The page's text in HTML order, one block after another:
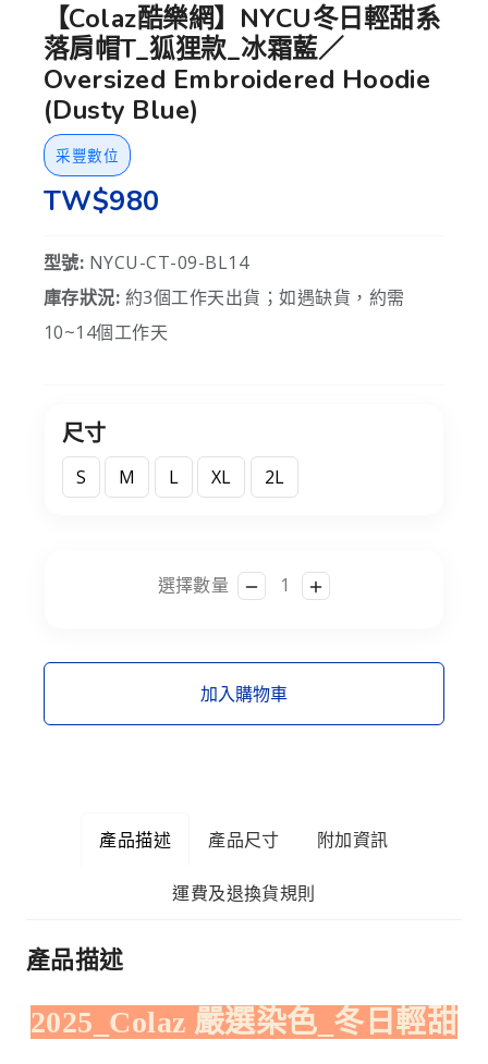
【Colaz酷樂網】NYCU冬日輕甜系
落肩帽T_狐狸款_冰霜藍／
Oversized Embroidered Hoodie
(Dusty Blue)
采豐數位
TW$980
型號: NYCU-CT-09-BL14
庫存狀況: 約3個工作天出貨；如遇缺貨，約需
10~14個工作天
尺寸
S M L XL 2L
選擇數量
加入購物車
產品描述 產品尺寸 附加資訊
運費及退換貨規則
產品描述
2025_Colaz 嚴選染色_冬日輕甜